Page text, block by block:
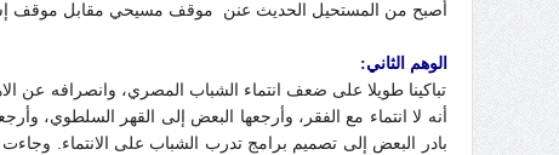
أصبح من المستحيل الحديث عنن موقف مسيحي مقابل موقف
الوهم الثاني:
تباكينا طويلا على ضعف انتماء الشباب المصري، وانصرافه عن
أنه لا انتماء مع الفقر، وأرجعها البعض إلى القهر السلطوي،